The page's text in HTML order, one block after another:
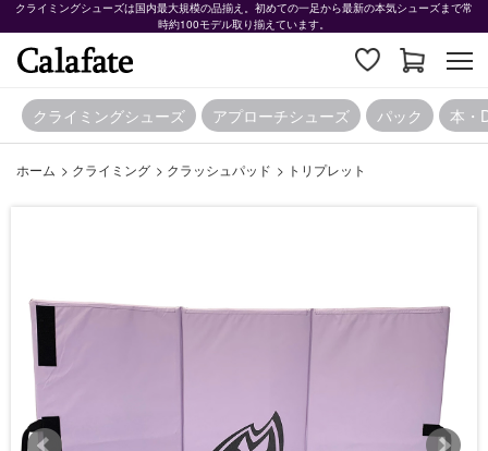
クライミングシューズは国内最大規模の品揃え。初めての一足から最新の本気シューズまで常
時約100モデル取り揃えています。
クライミングシューズ アプローチシューズ パック 本・
ホーム > クライミング > クラッシュパッド > トリプレット